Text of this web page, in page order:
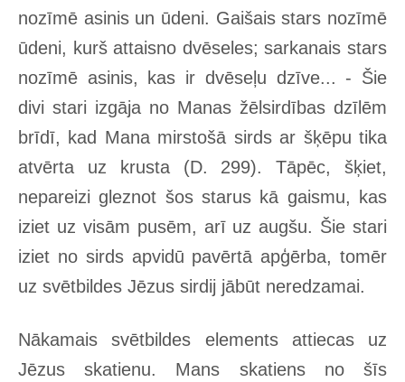
nozīmē asinis un ūdeni. Gaišais stars nozīmē
ūdeni, kurš attaisno dvēseles; sarkanais stars
nozīmē asinis, kas ir dvēseļu dzīve... - Šie
divi stari izgāja no Manas žēlsirdības dzīlēm
brīdī, kad Mana mirstošā sirds ar šķēpu tika
atvērta uz krusta (D. 299). Tāpēc, šķiet,
nepareizi gleznot šos starus kā gaismu, kas
iziet uz visām pusēm, arī uz augšu. Šie stari
iziet no sirds apvidū pavērtā apģērba, tomēr
uz svētbildes Jēzus sirdij jābūt neredzamai.
Nākamais svētbildes elements attiecas uz
Jēzus skatienu. Mans skatiens no šīs